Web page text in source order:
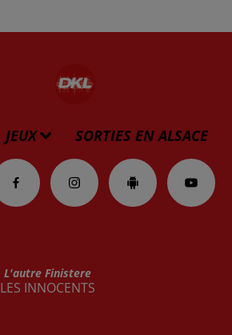
JEUX SORTIES EN ALSACE
L'autre Finistere
LES INNOCENTS